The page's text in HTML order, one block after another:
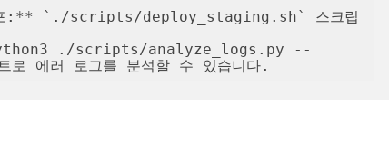
포:** `./scripts/deploy_staging.sh` 스크립
./scripts/analyze_logs.py --
에러 로그를 분석할 수 있습니다.